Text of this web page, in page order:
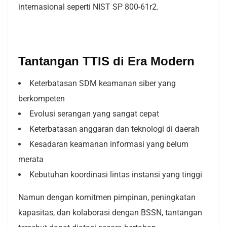
internasional seperti NIST SP 800-61r2.
Tantangan TTIS di Era Modern
Keterbatasan SDM keamanan siber yang
berkompeten
Evolusi serangan yang sangat cepat
Keterbatasan anggaran dan teknologi di daerah
Kesadaran keamanan informasi yang belum
merata
Kebutuhan koordinasi lintas instansi yang tinggi
Namun dengan komitmen pimpinan, peningkatan
kapasitas, dan kolaborasi dengan BSSN, tantangan